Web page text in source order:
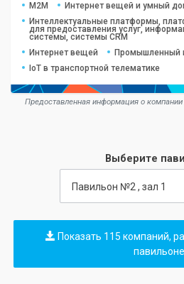
M2M
Интернет вещей и умный
Интеллектуальные платформы,
для предоставления услуг,
системы, системы CRM
Интернет вещей
Промышленный
IoT в транспортной телематике
Предоставленная информация о
Выберите
Павильон №2 , зал 1
Показать 115 компаний,
павильоне